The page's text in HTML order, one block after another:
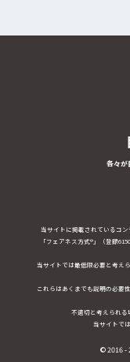
各々が
当サイトに掲載されているコ
「フェアネス方式®」（登録
当サイトでは最低限必要と考え
これらはあくまでも説明の必要
不適切と考えられる
当サイトで
© 2016 -